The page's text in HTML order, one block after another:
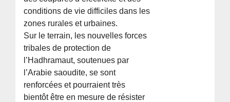
conditions de vie difficiles dans les
zones rurales et urbaines.
Sur le terrain, les nouvelles forces
tribales de protection de
l’Hadhramaut, soutenues par
l’Arabie saoudite, se sont
renforcées et pourraient très
bientôt être en mesure de résister